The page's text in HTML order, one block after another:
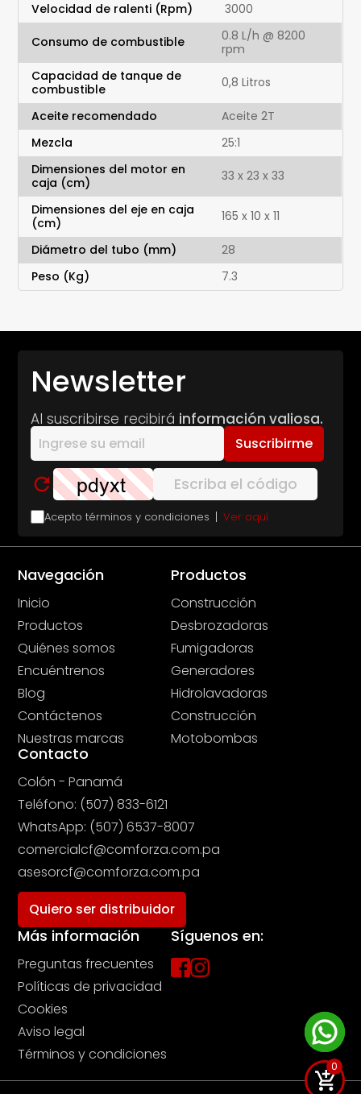
0
Velocidad de ralenti (Rpm)
3000
Consumo de combustible
0.8 L/h @ 8200
rpm
Capacidad de tanque de
combustible
0,8 Litros
Aceite recomendado
Aceite 2T
Mezcla
25:1
Dimensiones del motor en
caja (cm)
33 x 23 x 33
Dimensiones del eje en caja
(cm)
165 x 10 x 11
Diámetro del tubo (mm)
28
Peso (Kg)
7.3
Newsletter
Al suscribirse recibirá información valiosa.
Suscribirme
Acepto términos y condiciones Ver aquí
Navegación
Inicio
Productos
Quiénes somos
Encuéntrenos
Blog
Contáctenos
Nuestras marcas
Productos
Construcción
Desbrozadoras
Fumigadoras
Generadores
Hidrolavadoras
Construcción
Motobombas
Contacto
Colón - Panamá
Teléfono: (507) 833-6121
WhatsApp: (507) 6537-8007
comercialcf@comforza.com.pa
asesorcf@comforza.com.pa
Quiero ser distribuidor
Más información
Preguntas frecuentes
Políticas de privacidad
Cookies
Aviso legal
Términos y condiciones
Síguenos en: